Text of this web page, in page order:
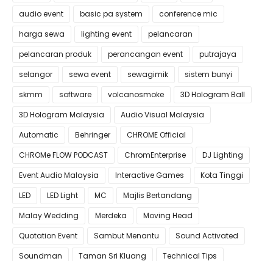
audio event
basic pa system
conference mic
harga sewa
lighting event
pelancaran
pelancaran produk
perancangan event
putrajaya
selangor
sewa event sewagimik
sistem bunyi
skmm
software volcanosmoke
3D Hologram Ball
3D Hologram Malaysia
Audio Visual Malaysia
Automatic
Behringer
CHROME Official
CHROMe FLOW PODCAST
ChromEnterprise
DJ Lighting
Event Audio Malaysia
Interactive Games
Kota Tinggi
LED
LED Light MC
Majlis Bertandang
Malay Wedding
Merdeka
Moving Head
Quotation Event
Sambut Menantu
Sound Activated
Soundman
Taman Sri Kluang
Technical Tips